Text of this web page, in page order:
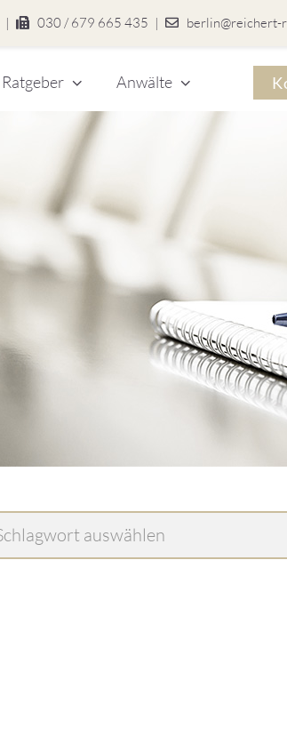
| 030 / 679 665 435 | berlin@reichert-
Ratgeber Anwälte